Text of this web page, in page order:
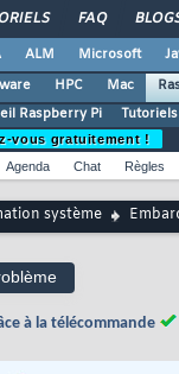
FAQ
ALM Microsoft
HPC Mac
Raspberry Pi
vous gratuitement !
Agenda Chat Règles
système
à la télécommande